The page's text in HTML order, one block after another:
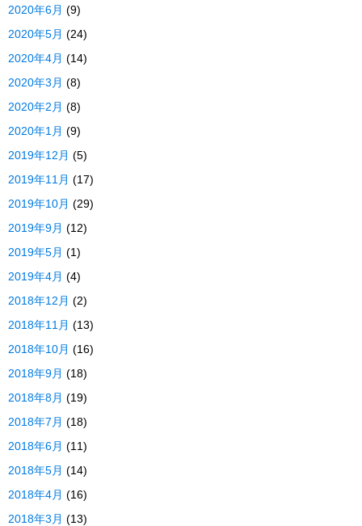
2020年6月 (9)
2020年5月 (24)
2020年4月 (14)
2020年3月 (8)
2020年2月 (8)
2020年1月 (9)
2019年12月 (5)
2019年11月 (17)
2019年10月 (29)
2019年9月 (12)
2019年5月 (1)
2019年4月 (4)
2018年12月 (2)
2018年11月 (13)
2018年10月 (16)
2018年9月 (18)
2018年8月 (19)
2018年7月 (18)
2018年6月 (11)
2018年5月 (14)
2018年4月 (16)
2018年3月 (13)